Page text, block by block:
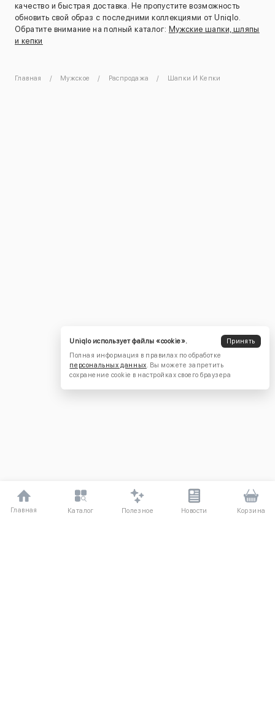
качество и быстрая доставка. Не пропустите возможность
обновить свой образ с последними коллекциями от Uniqlo.
Обратите внимание на полный каталог: Мужские шапки, шляпы
и кепки
Главная Мужское Распродажа Шапки И Кепки
Главная Каталог Полезное Новости Корзина
Uniqlo использует файлы «cookie».
Принять
Полная информация в правилах по обработке
персональных данных. Вы можете запретить
сохранение cookie в настройках своего браузера